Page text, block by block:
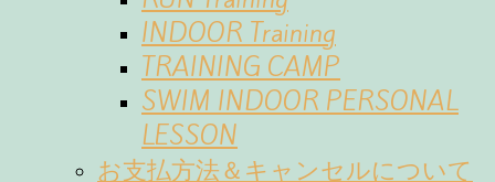
INDOOR Training
TRAINING CAMP
SWIM INDOOR PERSONAL
LESSON
お支払方法＆キャンセルについて